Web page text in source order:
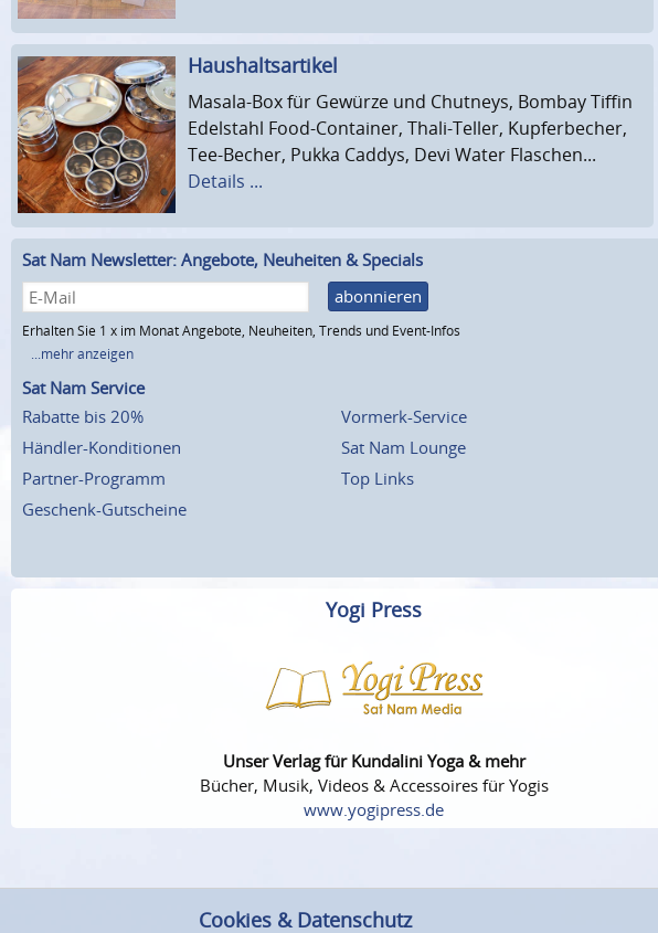
Haushaltsartikel
Masala-Box für Gewürze und Chutneys, Bombay Tiffin
Edelstahl Food-Container, Thali-Teller, Kupferbecher,
Tee-Becher, Pukka Caddys, Devi Water Flaschen...
Details ...
Sat Nam Newsletter: Angebote, Neuheiten & Specials
abonnieren
Erhalten Sie 1 x im Monat Angebote, Neuheiten, Trends und Event-Infos
...mehr anzeigen
Sat Nam Service
Rabatte bis 20%
Händler-Konditionen
Partner-Programm
Geschenk-Gutscheine
Vormerk-Service
Sat Nam Lounge
Top Links
Yogi Press
Unser Verlag für Kundalini Yoga & mehr
Bücher, Musik, Videos & Accessoires für Yogis
www.yogipress.de
Cookies & Datenschutz